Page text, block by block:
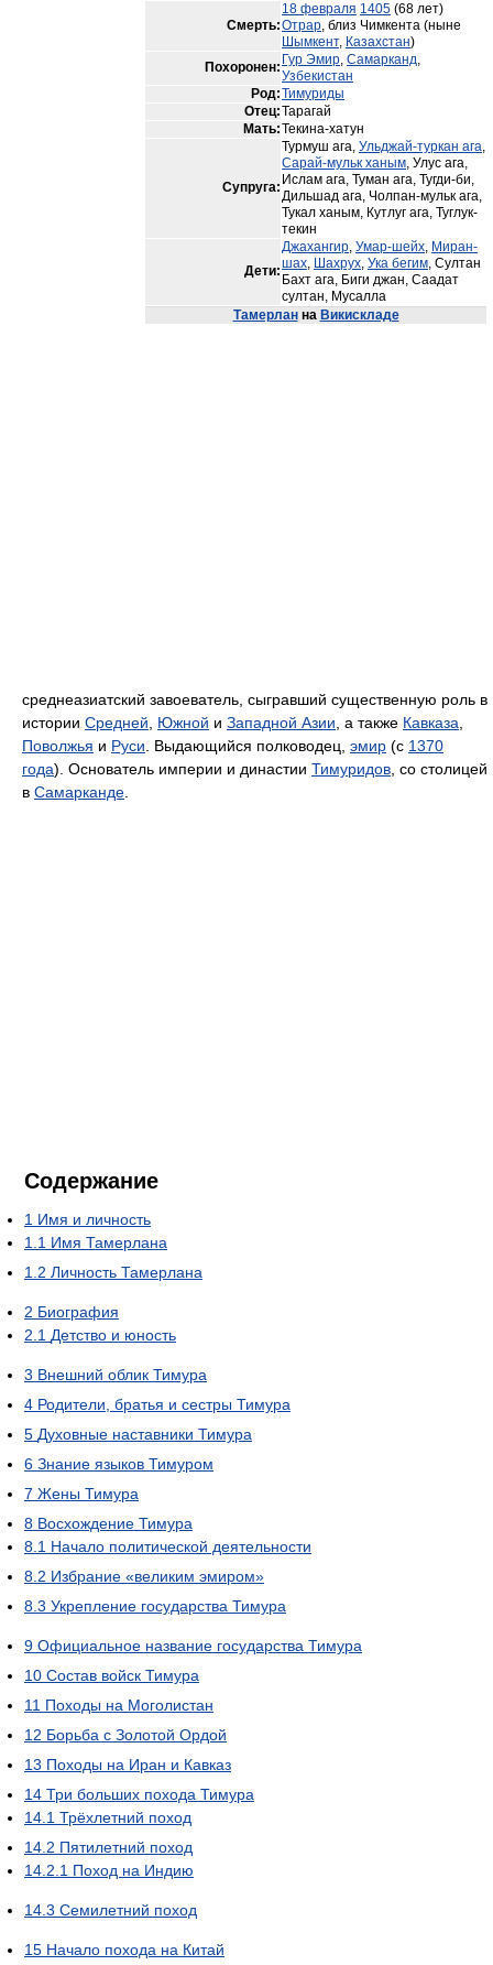
Смерть:
18 февраля 1405 (68 лет)
Отрар, близ Чимкента (ныне
Шымкент, Казахстан)
Похоронен: Гур Эмир, Самарканд,
Узбекистан
Род:Тимуриды
Отец:Тарагай
Мать:Текина-хатун
Супруга:
Турмуш ага, Ульджай-туркан ага,
Сарай-мульк ханым, Улус ага,
Ислам ага, Туман ага, Тугди-би,
Дильшад ага, Чолпан-мульк ага,
Тукал ханым, Кутлуг ага, Туглук-
текин
Дети:
Джахангир, Умар-шейх, Миран-
шах, Шахрух, Ука бегим, Султан
Бахт ага, Биги джан, Саадат
султан, Мусалла
Тамерланна Викискладе
среднеазиатский завоеватель, сыгравший существенную роль в
истории Средней Южной и Западной Азии , а также Кавказа
Поволжья и Руси . Выдающийся полководец, эмир (с 1370
года). Основатель империи и династии Тимуридов , со столицей
в Самарканде
Содержание
1 Имя и личность
1.1 Имя Тамерлана
1.2 Личность Тамерлана
2 Биография
2.1 Детство и юность
3 Внешний облик Тимура
4 Родители, братья и сестры Тимура
5 Духовные наставники Тимура
6 Знание языков Тимуром
7 Жены Тимура
8 Восхождение Тимура
8.1 Начало политической деятельности
8.2 Избрание «великим эмиром»
8.3 Укрепление государства Тимура
9 Официальное название государства Тимура
10 Состав войск Тимура
11 Походы на Моголистан
12 Борьба с Золотой Ордой
13 Походы на Иран и Кавказ
14 Три больших похода Тимура
14.1 Трёхлетний поход
14.2 Пятилетний поход
14.2.1 Поход на Индию
14.3 Семилетний поход
15 Начало похода на Китай